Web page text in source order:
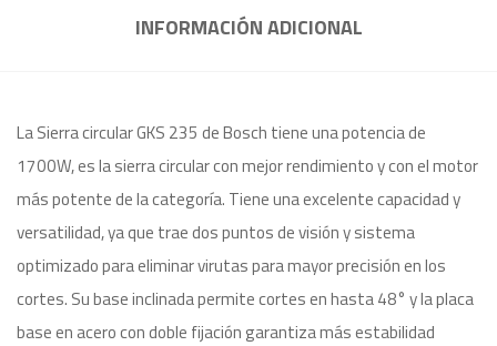
INFORMACIÓN ADICIONAL
La Sierra circular GKS 235 de Bosch tiene una potencia de
1700W, es la sierra circular con mejor rendimiento y con el motor
más potente de la categoría. Tiene una excelente capacidad y
versatilidad, ya que trae dos puntos de visión y sistema
optimizado para eliminar virutas para mayor precisión en los
cortes. Su base inclinada permite cortes en hasta 48° y la placa
base en acero con doble fijación garantiza más estabilidad